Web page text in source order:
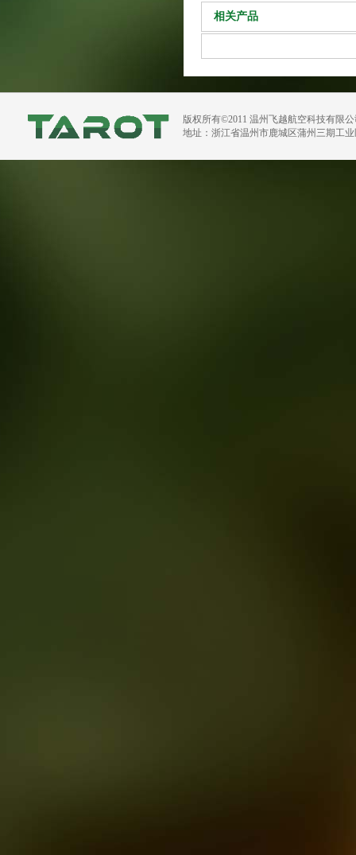
相关产品
版权所有©2011 温州飞越航空科技有限
地址：浙江省温州市鹿城区蒲州三期工业